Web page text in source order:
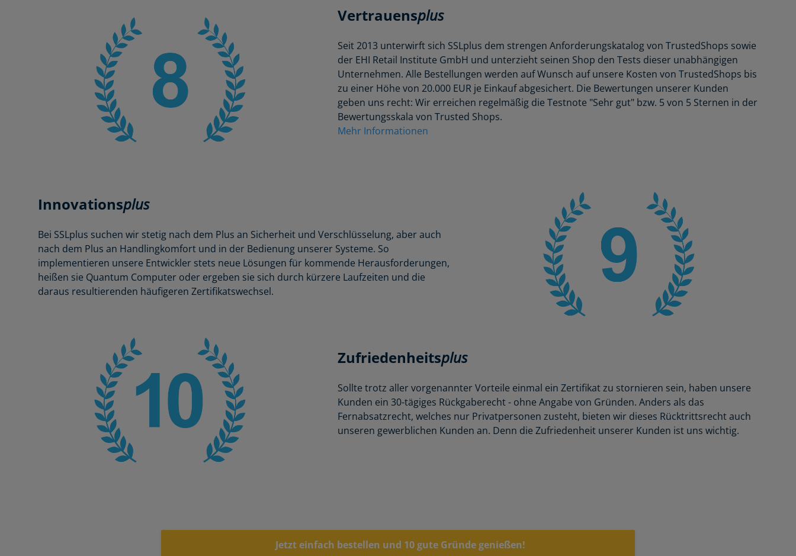
Vertrauensplus
Seit 2013 unterwirft sich SSLplus dem strengen Anforderungskatalog von TrustedShops sowie
der EHI Retail Institute GmbH und unterzieht seinen Shop den Tests dieser unabhängigen
Unternehmen. Alle Bestellungen werden auf Wunsch auf unsere Kosten von TrustedShops bis
zu einer Höhe von 20.000 EUR je Einkauf abgesichert. Die Bewertungen unserer Kunden
geben uns recht: Wir erreichen regelmäßig die Testnote "Sehr gut" bzw. 5 von 5 Sternen in der
Bewertungsskala von Trusted Shops.
Mehr Informationen
Innovationsplus
Bei SSLplus suchen wir stetig nach dem Plus an Sicherheit und Verschlüsselung, aber auch
nach dem Plus an Handlingkomfort und in der Bedienung unserer Systeme. So
implementieren unsere Entwickler stets neue Lösungen für kommende Herausforderungen,
heißen sie Quantum Computer oder ergeben sie sich durch kürzere Laufzeiten und die
daraus resultierenden häufigeren Zertifikatswechsel.
Zufriedenheitsplus
Sollte trotz aller vorgenannter Vorteile einmal ein Zertifikat zu stornieren sein, haben unsere
Kunden ein 30-tägiges Rückgaberecht - ohne Angabe von Gründen. Anders als das
Fernabsatzrecht, welches nur Privatpersonen zusteht, bieten wir dieses Rücktrittsrecht auch
unseren gewerblichen Kunden an. Denn die Zufriedenheit unserer Kunden ist uns wichtig.
Jetzt einfach bestellen und 10 gute Gründe genießen!